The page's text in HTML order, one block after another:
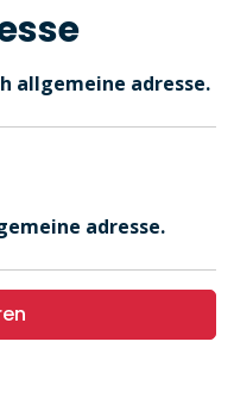
allgemeine adresse.
adresse.